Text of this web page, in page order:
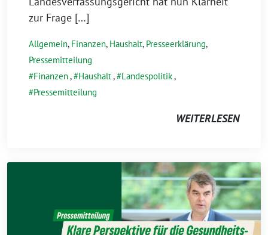
zur Frage […]
Allgemein, Finanzen, Haushalt, Presseerklärung,
Pressemitteilung
Finanzen, Haushalt, Landespolitik,
Pressemitteilung
WEITERLESEN